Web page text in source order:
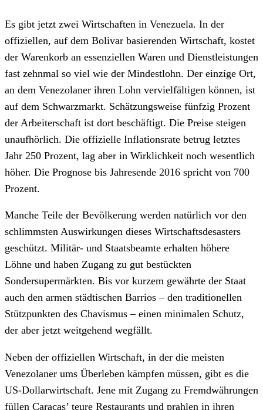
Es gibt jetzt zwei Wirtschaften in Venezuela. In der
offiziellen, auf dem Bolivar basierenden Wirtschaft, kostet
der Warenkorb an essenziellen Waren und Dienstleistungen
fast zehnmal so viel wie der Mindestlohn. Der einzige Ort,
an dem Venezolaner ihren Lohn vervielfältigen können, ist
auf dem Schwarzmarkt. Schätzungsweise fünfzig Prozent
der Arbeiterschaft ist dort beschäftigt. Die Preise steigen
unaufhörlich. Die offizielle Inflationsrate betrug letztes
Jahr 250 Prozent, lag aber in Wirklichkeit noch wesentlich
höher. Die Prognose bis Jahresende 2016 spricht von 700
Prozent.
Manche Teile der Bevölkerung werden natürlich vor den
schlimmsten Auswirkungen dieses Wirtschaftsdesasters
geschützt. Militär- und Staatsbeamte erhalten höhere
Löhne und haben Zugang zu gut bestückten
Sondersupermärkten. Bis vor kurzem gewährte der Staat
auch den armen städtischen Barrios – den traditionellen
Stützpunkten des Chavismus – einen minimalen Schutz,
der aber jetzt weitgehend wegfällt.
Neben der offiziellen Wirtschaft, in der die meisten
Venezolaner ums Überleben kämpfen müssen, gibt es die
US-Dollarwirtschaft. Jene mit Zugang zu Fremdwährungen
füllen Caracas’ teure Restaurants und prahlen in ihren